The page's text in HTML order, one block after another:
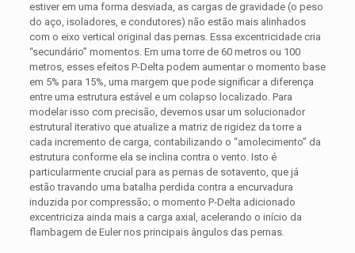
estiver em uma forma desviada, as cargas de gravidade (o peso
do aço, isoladores, e condutores) não estão mais alinhados
com o eixo vertical original das pernas. Essa excentricidade cria
“secundário” momentos. Em uma torre de 60 metros ou 100
metros, esses efeitos P-Delta podem aumentar o momento base
em 5% para 15%, uma margem que pode significar a diferença
entre uma estrutura estável e um colapso localizado. Para
modelar isso com precisão, devemos usar um solucionador
estrutural iterativo que atualize a matriz de rigidez da torre a
cada incremento de carga, contabilizando o “amolecimento” da
estrutura conforme ela se inclina contra o vento. Isto é
particularmente crucial para as pernas de sotavento, que já
estão travando uma batalha perdida contra a encurvadura
induzida por compressão; o momento P-Delta adicionado
excentriciza ainda mais a carga axial, acelerando o início da
flambagem de Euler nos principais ângulos das pernas.